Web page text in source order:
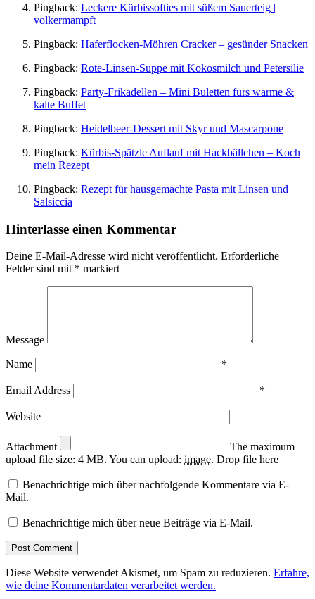
Pingback: Leckere Kürbissofties mit süßem Sauerteig |
volkermampft
Pingback: Haferflocken-Möhren Cracker – gesünder Snacken
Pingback: Rote-Linsen-Suppe mit Kokosmilch und Petersilie
Pingback: Party-Frikadellen – Mini Buletten fürs warme &
kalte Buffet
Pingback: Heidelbeer-Dessert mit Skyr und Mascarpone
Pingback: Kürbis-Spätzle Auflauf mit Hackbällchen – Koch
mein Rezept
Pingback: Rezept für hausgemachte Pasta mit Linsen und
Salsiccia
Hinterlasse einen Kommentar
Deine E-Mail-Adresse wird nicht veröffentlicht. Erforderliche
Felder sind mit * markiert
Message
Name *
Email Address *
Website
Attachment
The maximum
upload file size: 4 MB. You can upload: image. Drop file here
Benachrichtige mich über nachfolgende Kommentare via E-
Mail.
Benachrichtige mich über neue Beiträge via E-Mail.
Diese Website verwendet Akismet, um Spam zu reduzieren. Erfahre,
wie deine Kommentardaten verarbeitet werden.